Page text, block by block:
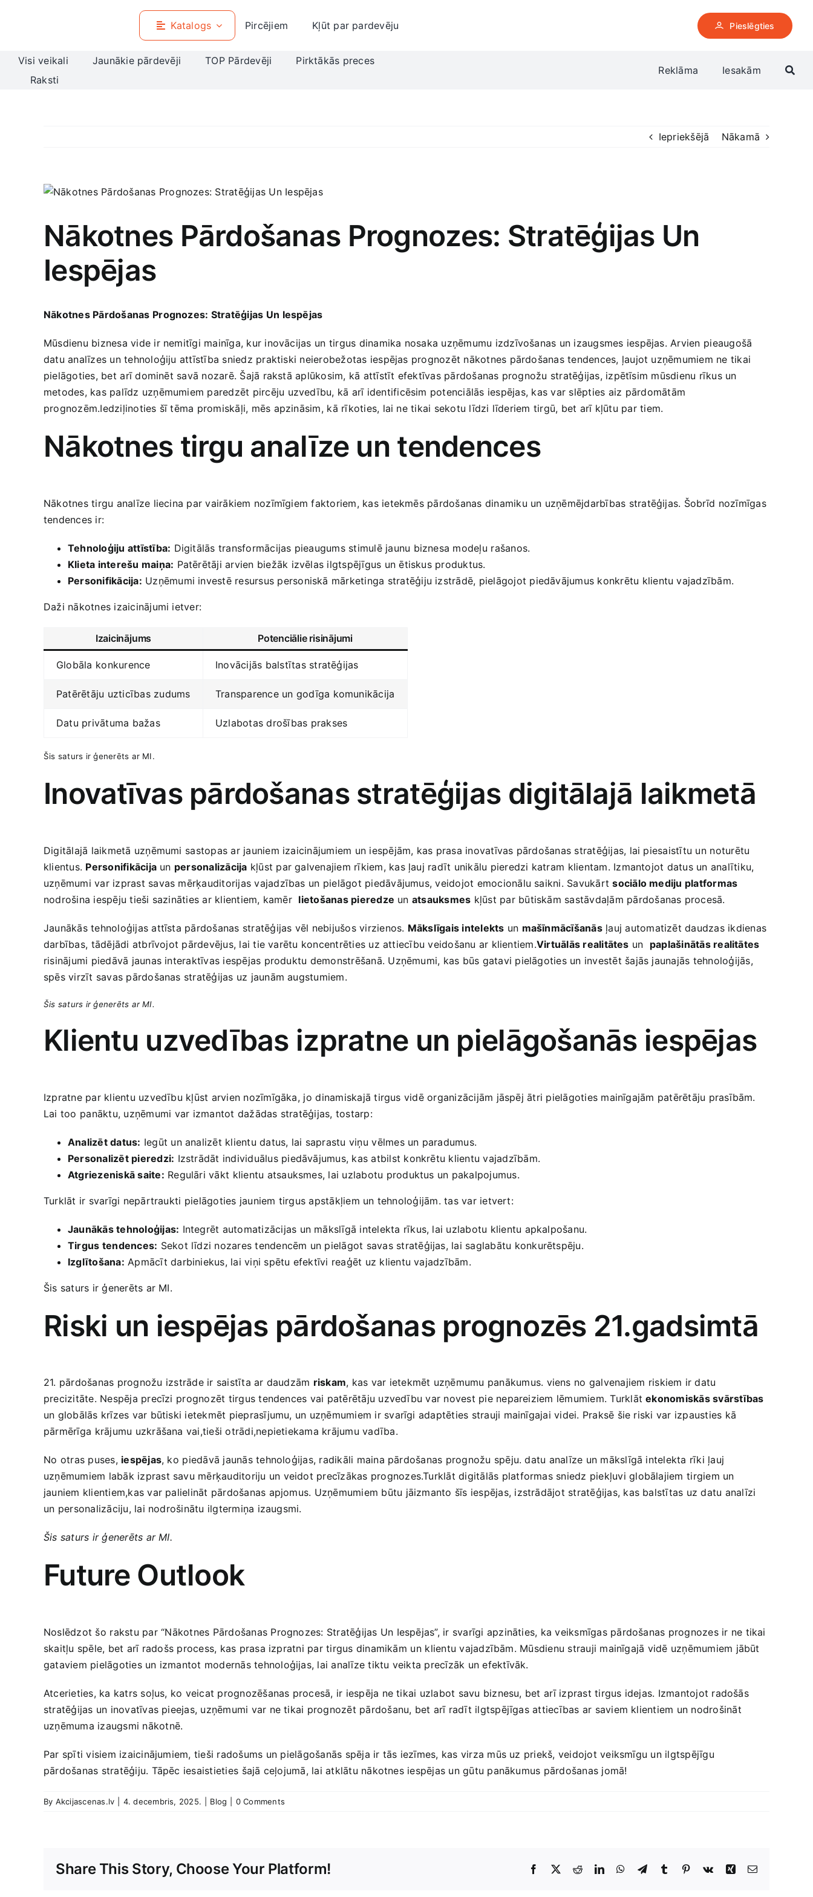
Katalogs Pircējiem Kļūt par pardevēju Pieslēgties
Visi veikali Jaunākie pārdevēji TOP Pārdevēji
Pirktākās preces
Raksti
Reklāma Iesakām
Iepriekšējā Nākamā
View
Image
Nākotnes Pārdošanas Prognozes: Stratēģijas Un
Iespējas
Nākotnes Pārdošanas ⁤Prognozes: Stratēģijas Un ⁢Iespējas
Mūsdienu biznesa vide ir nemitīgi mainīga, kur inovācijas un⁣ tirgus dinamika nosaka uzņēmumu izdzīvošanas‍ un izaugsmes iespējas. Arvien ⁤pieaugošā
datu analīzes un tehnoloģiju attīstība sniedz praktiski neierobežotas​ iespējas prognozēt nākotnes​ pārdošanas tendences, ļaujot uzņēmumiem ne tikai
pielāgoties, bet⁤ arī ‌dominēt savā nozarē. Šajā rakstā aplūkosim, kā attīstīt efektīvas pārdošanas prognožu stratēģijas, izpētīsim mūsdienu rīkus un
metodes, kas palīdz ​uzņēmumiem paredzēt pircēju uzvedību, kā arī identificēsim potenciālās iespējas,⁢ kas var slēpties aiz⁣ pārdomātām
prognozēm.Iedziļinoties šī tēma promiskāļi, mēs apzināsim, ⁢kā rīkoties, ‌lai ne tikai sekotu līdzi ‌līderiem tirgū, bet arī⁤ kļūtu par tiem.
Nākotnes tirgu analīze un tendences
Nākotnes tirgu analīze liecina par vairākiem nozīmīgiem faktoriem, kas ietekmēs pārdošanas dinamiku un uzņēmējdarbības stratēģijas. Šobrīd ⁤nozīmīgas
tendences ir:
Tehnoloģiju attīstība: Digitālās transformācijas pieaugums stimulē jaunu biznesa modeļu ⁢rašanos.
Klieta interešu maiņa: Patērētāji arvien biežāk izvēlas ilgtspējīgus un ētiskus produktus.
Personifikācija: ​Uzņēmumi investē resursus personiskā mārketinga stratēģiju izstrādē, pielāgojot piedāvājumus konkrētu klientu vajadzībām.
Daži nākotnes izaicinājumi ietver:
Izaicinājums Potenciālie risinājumi
Globāla⁤ konkurence Inovācijās​ balstītas stratēģijas
Patērētāju uzticības zudums Transparence un godīga‍ komunikācija
Datu privātuma bažas Uzlabotas drošības prakses
Šis saturs ir ģenerēts ar MI.
Inovatīvas pārdošanas stratēģijas digitālajā laikmetā
Digitālajā laikmetā uzņēmumi⁣ sastopas ar jauniem izaicinājumiem un iespējām, kas prasa inovatīvas pārdošanas stratēģijas, lai ‌piesaistītu un⁤ noturētu
klientus. Personifikācija un personalizācija kļūst par galvenajiem rīkiem, kas‌ ļauj radīt ‍unikālu pieredzi katram ⁣klientam. Izmantojot datus un analītiku,‍
uzņēmumi ​var izprast savas mērķauditorijas vajadzības⁢ un pielāgot piedāvājumus, veidojot emocionālu saikni. Savukārtsociālo mediju platformas
nodrošina iespēju tieši sazināties ar klientiem, kamēr ‍ lietošanas pieredze un atsauksmes kļūst par būtiskām sastāvdaļām pārdošanas procesā.
Jaunākās tehnoloģijas attīsta pārdošanas stratēģijas vēl​ nebijušos virzienos. Mākslīgais intelekts un mašīnmācīšanāsļauj automatizēt daudzas ikdienas
darbības,⁤ tādējādi atbrīvojot pārdevējus, lai tie varētu koncentrēties uz attiecību veidošanu ar klientiem.Virtuālās realitātes un ‍ paplašinātās realitātes
risinājumi piedāvā jaunas interaktīvas iespējas produktu demonstrēšanā. Uzņēmumi, kas būs gatavi pielāgoties un investēt šajās jaunajās tehnoloģijās,
spēs virzīt ‍savas pārdošanas stratēģijas ​uz jaunām augstumiem.
Šis saturs ir ģenerēts ar MI.
Klientu uzvedības izpratne un pielāgošanās iespējas
Izpratne par klientu uzvedību kļūst arvien nozīmīgāka, ⁢jo⁣ dinamiskajā tirgus vidē organizācijām jāspēj ātri pielāgoties mainīgajām patērētāju prasībām.
Lai too⁣ panāktu, uzņēmumi ⁣var izmantot dažādas stratēģijas, tostarp:
Analizēt datus: Iegūt‌ un analizēt klientu datus, lai saprastu ‍viņu⁢ vēlmes un paradumus.
Personalizēt ‍pieredzi: Izstrādāt individuālus ‌piedāvājumus, kas atbilst konkrētu klientu‌ vajadzībām.
Atgriezeniskā saite: ​Regulāri vākt ⁤klientu atsauksmes, lai uzlabotu produktus un​ pakalpojumus.
Turklāt ir svarīgi nepārtraukti ⁤pielāgoties jauniem tirgus apstākļiem un tehnoloģijām. tas var ‍ietvert:
Jaunākās tehnoloģijas: Integrēt automatizācijas un​ mākslīgā intelekta rīkus, lai uzlabotu klientu apkalpošanu.
Tirgus ⁤tendences: Sekot līdzi nozares tendencēm un pielāgot savas stratēģijas, lai saglabātu konkurētspēju.
Izglītošana: Apmācīt darbiniekus, lai viņi spētu‍ efektīvi reaģēt uz klientu vajadzībām.
Šis saturs ir ģenerēts ar MI.
Riski un iespējas pārdošanas prognozēs 21.gadsimtā
21. pārdošanas‍ prognožu ⁢izstrāde ir saistīta ar daudzām riskam, kas var ietekmēt uzņēmumu panākumus. viens no⁢ galvenajiem riskiem ir datu
precizitāte. Nespēja precīzi⁢ prognozēt tirgus tendences vai patērētāju uzvedību var novest pie nepareiziem lēmumiem. Turklātekonomiskās svārstības
un globālās krīzes var būtiski ietekmēt pieprasījumu, un ​uzņēmumiem ir svarīgi adaptēties ​strauji mainīgajai videi. Praksē šie riski var izpausties kā
pārmērīga⁤ krājumu uzkrāšana vai,tieši ​otrādi,nepietiekama krājumu vadība.
No ⁢otras puses, iespējas, ko⁤ piedāvā ‍jaunās tehnoloģijas, radikāli maina pārdošanas prognožu spēju. datu analīze un mākslīgā‌ intelekta rīki ļauj
uzņēmumiem labāk izprast savu mērķauditoriju un veidot precīzākas prognozes.Turklāt digitālās ‍platformas sniedz piekļuvi globālajiem⁤ tirgiem un
‌jauniem klientiem,kas var palielināt pārdošanas apjomus. Uzņēmumiem būtu jāizmanto‌ šīs iespējas, izstrādājot stratēģijas, kas balstītas uz datu analīzi
un⁣ personalizāciju, lai nodrošinātu ilgtermiņa ‌izaugsmi.
Šis saturs ir ģenerēts ar MI.
Future ⁣Outlook
Noslēdzot šo⁤ rakstu par⁣ “Nākotnes Pārdošanas Prognozes: Stratēģijas Un‍ Iespējas”, ir svarīgi apzināties, ka veiksmīgas ‌pārdošanas prognozes ir ne tikai
skaitļu spēle,⁤ bet arī radošs process, kas prasa izpratni par tirgus dinamikām ⁤un⁣ klientu‌ vajadzībām. Mūsdienu strauji mainīgajā vidē uzņēmumiem jābūt
gataviem pielāgoties un izmantot modernās tehnoloģijas, lai analīze tiktu veikta‌ precīzāk un‌ efektīvāk.⁤
Atcerieties, ka katrs soļus, ‌ko veicat prognozēšanas procesā, ‍ir iespēja ne tikai uzlabot savu biznesu, bet⁤ arī izprast tirgus idejas. Izmantojot radošās
stratēģijas un inovatīvas pieejas, uzņēmumi ​var ne tikai prognozēt pārdošanu, bet arī radīt ilgtspējīgas attiecības ar ‍saviem klientiem un nodrošināt
uzņēmuma izaugsmi nākotnē.
Par spīti visiem izaicinājumiem, tieši‌ radošums ⁢un pielāgošanās spēja ir tās iezīmes, kas virza mūs uz priekš, veidojot veiksmīgu un ilgtspējīgu
pārdošanas stratēģiju. Tāpēc iesaistieties ⁢šajā ceļojumā, lai atklātu nākotnes iespējas un gūtu panākumus pārdošanas jomā!
By Akcijascenas.lv 4. decembris, 2025. Blog 0 Comments
Share This Story, Choose Your Platform! Facebook
X RedditLinkedInWhatsApp
TelegramTumblr Pinterest
Vk Xing E-